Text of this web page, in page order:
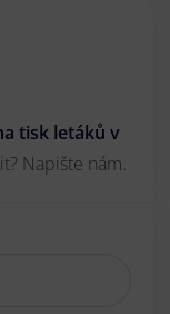
tisk letáků v
Napište nám.